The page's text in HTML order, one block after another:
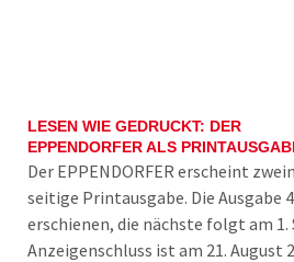
LESEN WIE GEDRUCKT: DER
EPPENDORFER ALS
Der EPPENDORFER erscheint
seitige Printausgabe. Die Ausgabe
erschienen, die nächste folgt am 1.
Anzeigenschluss ist am 21.